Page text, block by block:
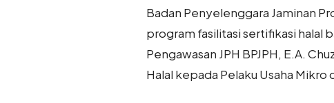
Badan Penyelenggara Jaminan
program fasilitasi sertifikasi halal
Pengawasan JPH BPJPH, E.A.
Halal kepada Pelaku Usaha